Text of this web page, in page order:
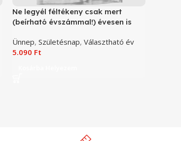
Ne legyél féltékeny csak mert
(beírható évszámmal!) évesen is
Ünnep, Születésnap, Választható év
5.090 Ft